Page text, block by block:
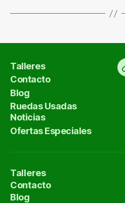
Talleres
Contacto
Blog
Ruedas Usadas
Noticias
Ofertas Especiales
Talleres
Contacto
Blog